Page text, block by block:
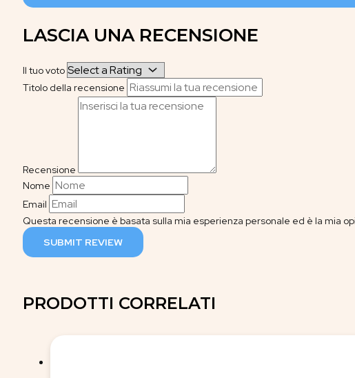
LASCIA UNA RECENSIONE
Il tuo voto
Titolo della recensione
Recensione
Nome
Email
Questa recensione è basata sulla mia esperienza personale ed è la mia
SUBMIT REVIEW
PRODOTTI CORRELATI